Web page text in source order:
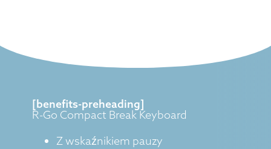
[benefits-preheading]
R-Go Compact Break Keyboard
Z wskaźnikiem pauzy